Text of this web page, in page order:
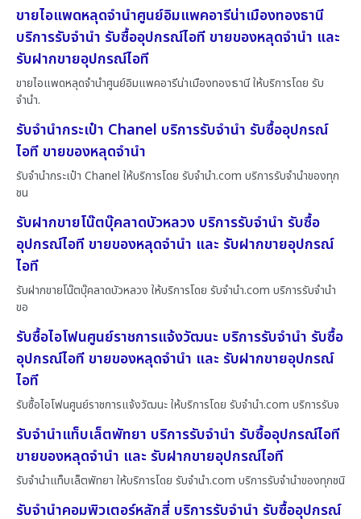
ขายไอแพดหลุดจำนำศูนย์อิมแพคอารีน่าเมืองทองธานี
บริการรับจำนำ รับซื้ออุปกรณ์ไอที ขายของหลุดจำนำ และ
รับฝากขายอุปกรณ์ไอที
ขายไอแพดหลุดจำนำศูนย์อิมแพคอารีน่าเมืองทองธานี ให้บริการโดย รับ
จํานํา.
รับจำนำกระเป๋า Chanel บริการรับจำนำ รับซื้ออุปกรณ์
ไอที ขายของหลุดจำนำ
รับจำนำกระเป๋า Chanel ให้บริการโดย รับจํานํา.com บริการรับจำนำของทุก
ชน
รับฝากขายโน๊ตบุ๊คลาดบัวหลวง บริการรับจำนำ รับซื้อ
อุปกรณ์ไอที ขายของหลุดจำนำ และ รับฝากขายอุปกรณ์
ไอที
รับฝากขายโน๊ตบุ๊คลาดบัวหลวง ให้บริการโดย รับจํานํา.com บริการรับจำนำ
ขอ
รับซื้อไอโฟนศูนย์ราชการแจ้งวัฒนะ บริการรับจำนำ รับซื้อ
อุปกรณ์ไอที ขายของหลุดจำนำ และ รับฝากขายอุปกรณ์
ไอที
รับซื้อไอโฟนศูนย์ราชการแจ้งวัฒนะ ให้บริการโดย รับจํานํา.com บริการรับจ
รับจำนำแท็บเล็ตพัทยา บริการรับจำนำ รับซื้ออุปกรณ์ไอที
ขายของหลุดจำนำ และ รับฝากขายอุปกรณ์ไอที
รับจำนำแท็บเล็ตพัทยา ให้บริการโดย รับจํานํา.com บริการรับจำนำของทุกชนิ
รับจำนำคอมพิวเตอร์หลักสี่ บริการรับจำนำ รับซื้ออุปกรณ์